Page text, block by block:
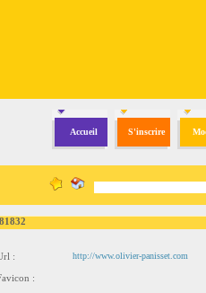
Accueil S'inscrire
: http://www.olivier-panisset.com
: